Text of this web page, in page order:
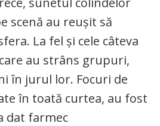
scenă au reușit să
La fel și cele câteva
au strâns grupuri,
în jurul lor. Focuri de
în toată curtea, au fost
dat farmec